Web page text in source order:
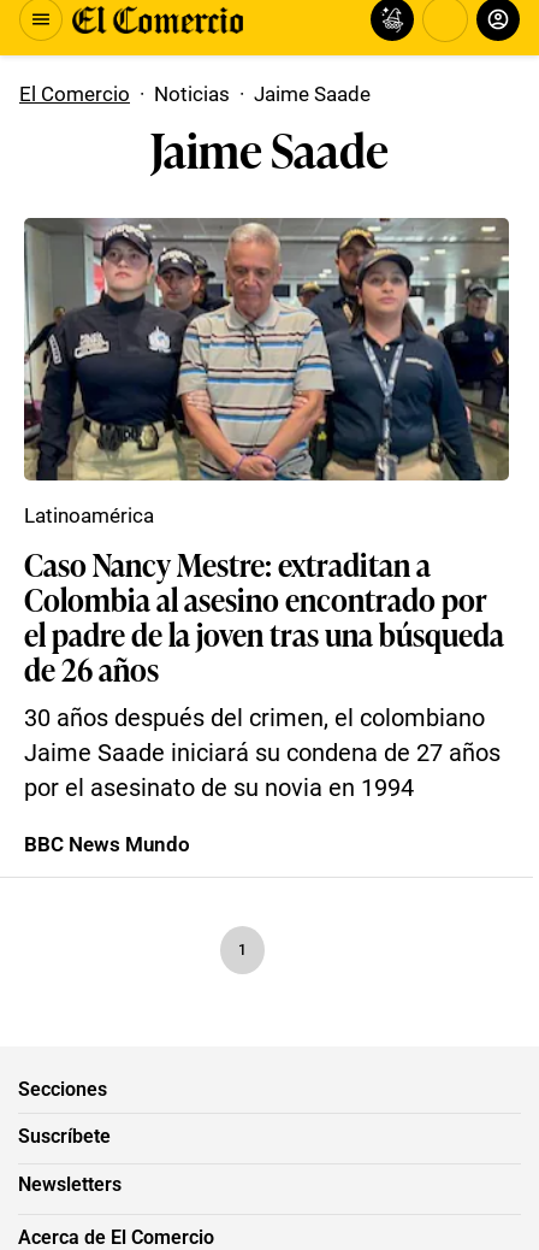
El Comercio · Noticias · Jaime Saade
Jaime Saade
Caso Nancy Mestre: extraditan a
Colombia al asesino encontrado por
el padre de la joven tras una búsqueda
de 26 años
30 años después del crimen, el colombiano
Jaime Saade iniciará su condena de 27 años
por el asesinato de su novia en 1994
Latinoamérica
BBC News Mundo
1
Secciones
Suscríbete
Newsletters
Acerca de El Comercio